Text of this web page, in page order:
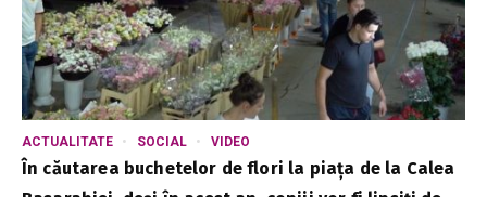
ACTUALITATE SOCIAL VIDEO
În căutarea buchetelor de flori la piața de la Calea